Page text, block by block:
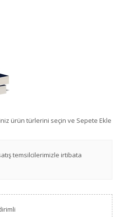
ürün türlerini seçin ve Sepete Ekle
temsilcilerimizle irtibata